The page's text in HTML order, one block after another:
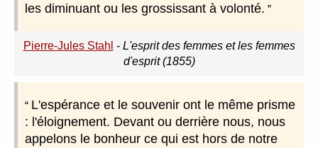
les diminuant ou les grossissant à volonté.
Pierre-Jules Stahl - L'esprit des femmes et les femmes
d'esprit (1855)
L'espérance et le souvenir ont le même prisme
: l'éloignement. Devant ou derrière nous, nous
appelons le bonheur ce qui est hors de notre